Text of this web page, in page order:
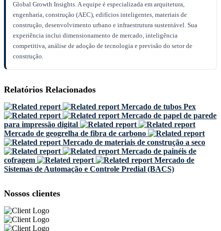
Global Growth Insights. A equipe é especializada em arquitetura,
engenharia, construção (AEC), edifícios inteligentes, materiais de
construção, desenvolvimento urbano e infraestrutura sustentável. Sua
experiência inclui dimensionamento de mercado, inteligência
competitiva, análise de adoção de tecnologia e previsão do setor de
construção.
Relatórios Relacionados
Mercado de tubos Pex
Mercado de papel de parede
para impressão digital
Mercado de geogrelha de fibra de carbono
Mercado de materiais de construção a seco
Mercado de painéis de
cofragem
Mercado de
Sistemas de Automação e Controle Predial (BACS)
Nossos clientes